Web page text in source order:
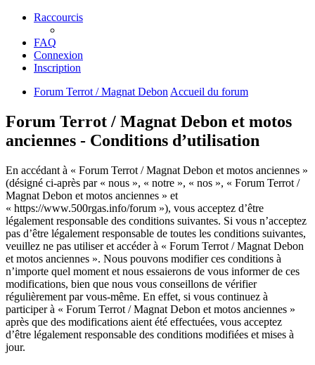
Raccourcis
FAQ
Connexion
Inscription
Forum Terrot / Magnat Debon Accueil du forum
Forum Terrot / Magnat Debon et motos
anciennes - Conditions d’utilisation
En accédant à « Forum Terrot / Magnat Debon et motos anciennes »
(désigné ci-après par « nous », « notre », « nos », « Forum Terrot /
Magnat Debon et motos anciennes » et
« https://www.500rgas.info/forum »), vous acceptez d’être
légalement responsable des conditions suivantes. Si vous n’acceptez
pas d’être légalement responsable de toutes les conditions suivantes,
veuillez ne pas utiliser et accéder à « Forum Terrot / Magnat Debon
et motos anciennes ». Nous pouvons modifier ces conditions à
n’importe quel moment et nous essaierons de vous informer de ces
modifications, bien que nous vous conseillons de vérifier
régulièrement par vous-même. En effet, si vous continuez à
participer à « Forum Terrot / Magnat Debon et motos anciennes »
après que des modifications aient été effectuées, vous acceptez
d’être légalement responsable des conditions modifiées et mises à
jour.